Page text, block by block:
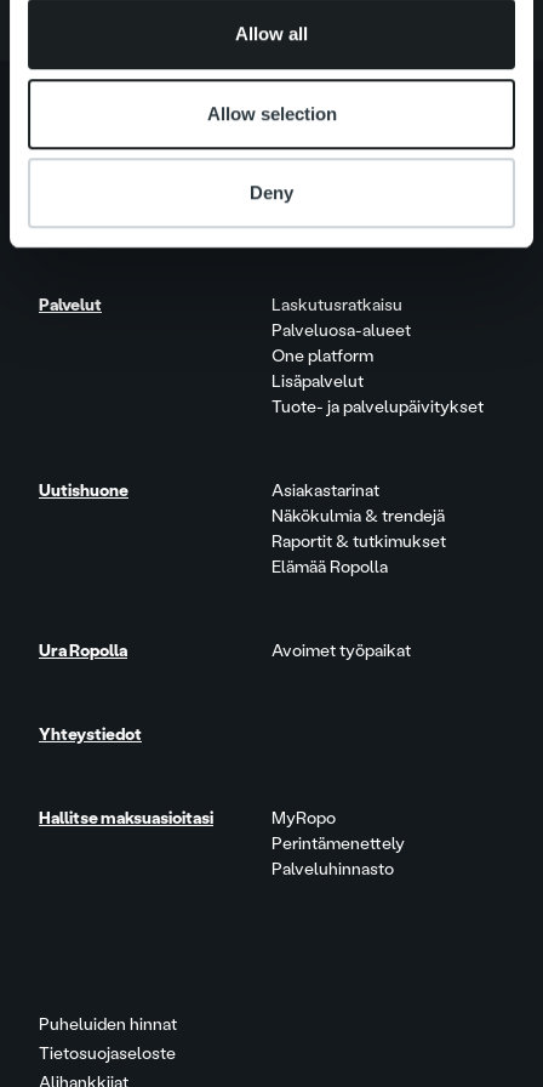
Allow all
Allow selection
Deny
Puheluiden hinnat
Tietosuojaseloste
Ihmiset ja kulttuurimme
Vastuullisuus
Palvelut
Laskutusratkaisu
Palveluosa-alueet
One platform
Lisäpalvelut
Tuote- ja palvelupäivitykset
Uutishuone
Asiakastarinat
Näkökulmia & trendejä
Raportit & tutkimukset
Elämää Ropolla
Ura Ropolla Avoimet työpaikat
Yhteystiedot
Hallitse maksuasioitasi
MyRopo
Perintämenettely
Palveluhinnasto